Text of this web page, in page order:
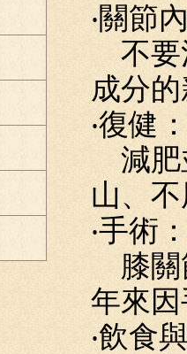
‧關節
不要
成分
‧復健
減肥
山、
‧手術
膝關
年來
‧飲食